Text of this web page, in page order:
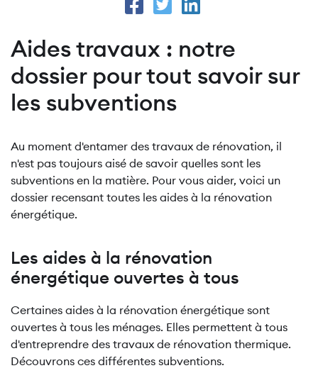
Aides travaux : notre
dossier pour tout savoir sur
les subventions
Au moment d'entamer des travaux de rénovation, il
n'est pas toujours aisé de savoir quelles sont les
subventions en la matière. Pour vous aider, voici un
dossier recensant toutes les aides à la rénovation
énergétique.
Les aides à la rénovation
énergétique ouvertes à tous
Certaines aides à la rénovation énergétique sont
ouvertes à tous les ménages. Elles permettent à tous
d'entreprendre des travaux de rénovation thermique.
Découvrons ces différentes subventions.